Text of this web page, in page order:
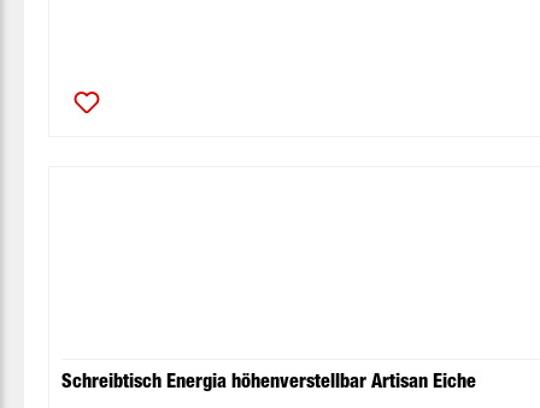
Schreibtisch Energia höhenverstellbar Artisan Eiche